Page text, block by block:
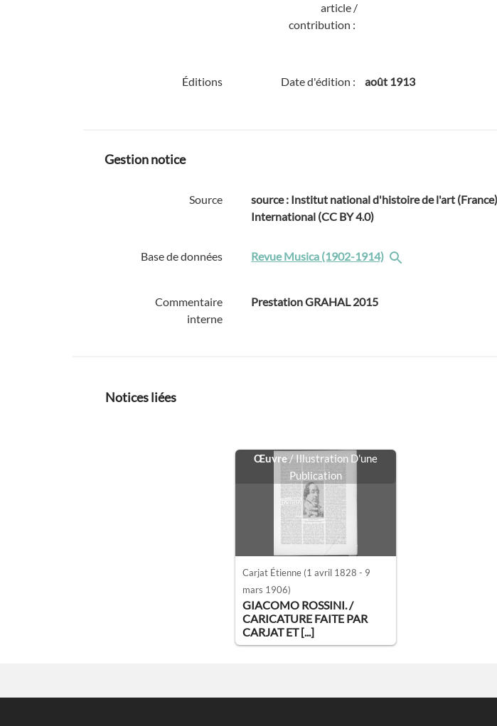
article /
contribution :
Éditions Date d'édition : août 1913
Gestion notice
Source
source : Institut national d'histoire de l'art
International (CC BY 4.0)
Base de données Revue Musica (1902-1914)
Commentaire
interne
Prestation GRAHAL 2015
Notices liées
Œuvre / Illustration D'une
Publication
Carjat Étienne (1 avril 1828 - 9
mars 1906)
GIACOMO ROSSINI. /
CARICATURE FAITE PAR
CARJAT ET [...]